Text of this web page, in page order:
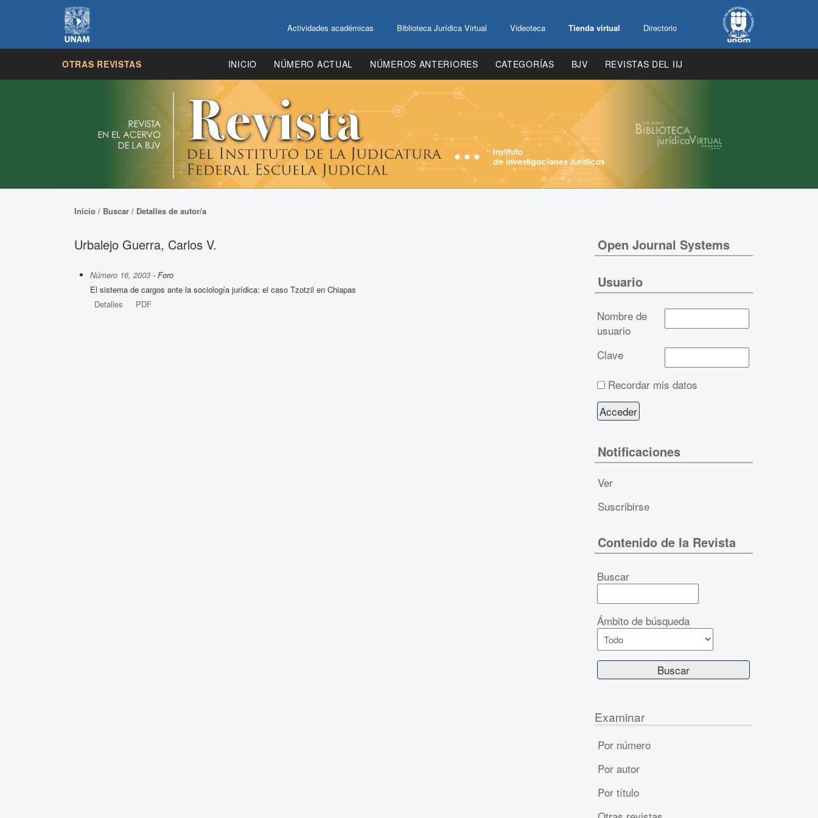
Actividades académicas Biblioteca Jurídica Virtual Videoteca Tienda virtual Directorio
OTRAS REVISTAS INICIO NÚMERO ACTUAL NÚMEROS ANTERIORES CATEGORÍAS BJV REVISTAS DEL IIJ
Inicio / Buscar / Detalles de autor/a
Urbalejo Guerra, Carlos V.
Número 16, 2003 - Foro
El sistema de cargos ante la sociología jurídica: el caso Tzotzil en Chiapas
Detalles
PDF
Open Journal Systems
Usuario
Nombre de
usuario
Clave
Recordar mis datos
Notificaciones
Ver
Suscribirse
Contenido de la Revista
Buscar
Ámbito de búsqueda
Examinar
Por número
Por autor
Por título